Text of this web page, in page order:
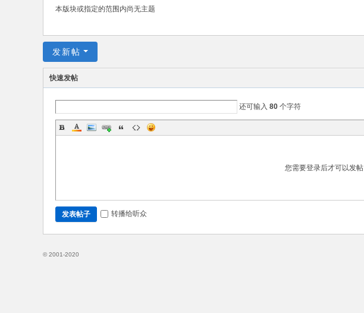
础
门
P
本版块或指定的范围内尚无主题
发新帖
快速发帖
还可输入 80 个字符
您需要登录后才可以发帖
发表帖子 转播给听众
© 2001-2020